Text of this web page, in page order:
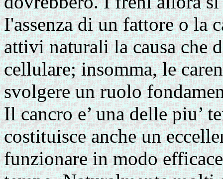
I'assenza di un fattore o la
attivi naturali la causa che
cellulare; insomma, le
svolgere un ruolo
Il cancro e’ una delle piu’
costituisce anche un
funzionare in modo